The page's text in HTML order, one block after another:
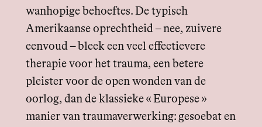
wanhopige behoeftes. De typisch
Amerikaanse oprechtheid – nee, zuivere
eenvoud – bleek een veel effectievere
therapie voor het trauma, een betere
pleister voor de open wonden van de
oorlog, dan de klassieke « Europese »
manier van traumaverwerking: gesoebat en